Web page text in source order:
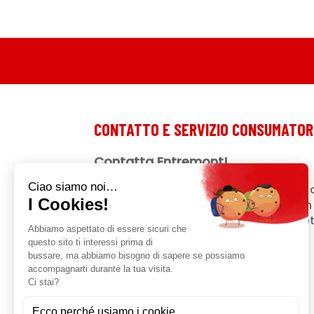
CONTATTO E SERVIZIO
Contatta Entremont!
Una domanda? Un suggerimento?
nostri prodotti? Ti diamo ascolto!
Se la tua domanda riguarda un
del lotto nell'apposito modulo.
Contattaci